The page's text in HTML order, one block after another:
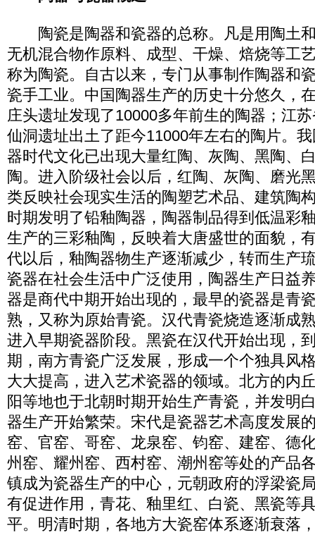
陶瓷是陶器和瓷器的总称。凡是用陶土
无机混合物作原料、成型、干燥、焙烧等工
称为陶瓷。自古以来，专门从事制作陶器和
瓷手工业。中国陶器生产的历史十分悠久，
庄头遗址发现了10000多年前生的陶器；江
仙洞遗址出土了距今11000年左右的陶片。
器时代文化已出现大量红陶、灰陶、黑陶、
陶。进入阶级社会以后，红陶、灰陶、磨光
类反映社会现实生活的陶塑艺术品、建筑陶
时期发明了铅釉陶器，陶器制品得到低温彩
生产的三彩釉陶，反映着大唐盛世的面貌，
代以后，釉陶器物生产逐渐减少，转而生产
瓷器在社会生活中广泛使用，陶器生产日益
器是商代中期开始出现的，最早的瓷器是青
熟，又称为原始青瓷。汉代青瓷烧造逐渐成
进入早期瓷器阶段。黑瓷在汉代开始出现，
期，南方青瓷广泛发展，形成一个个独具风
大大提高，进入艺术瓷器的领域。北方的内
阳等地也于北朝时期开始生产青瓷，并发明
器生产开始繁荣。宋代是瓷器艺术高度发展
窑、官窑、哥窑、龙泉窑、钧窑、建窑、德
州窑、耀州窑、西村窑、潮州窑等处的产品
镇成为瓷器生产的中心，元朝政府的浮梁瓷
有促进作用，青花、釉里红、白瓷、黑瓷等
平。明清时期，各地方大瓷窑体系逐渐衰落